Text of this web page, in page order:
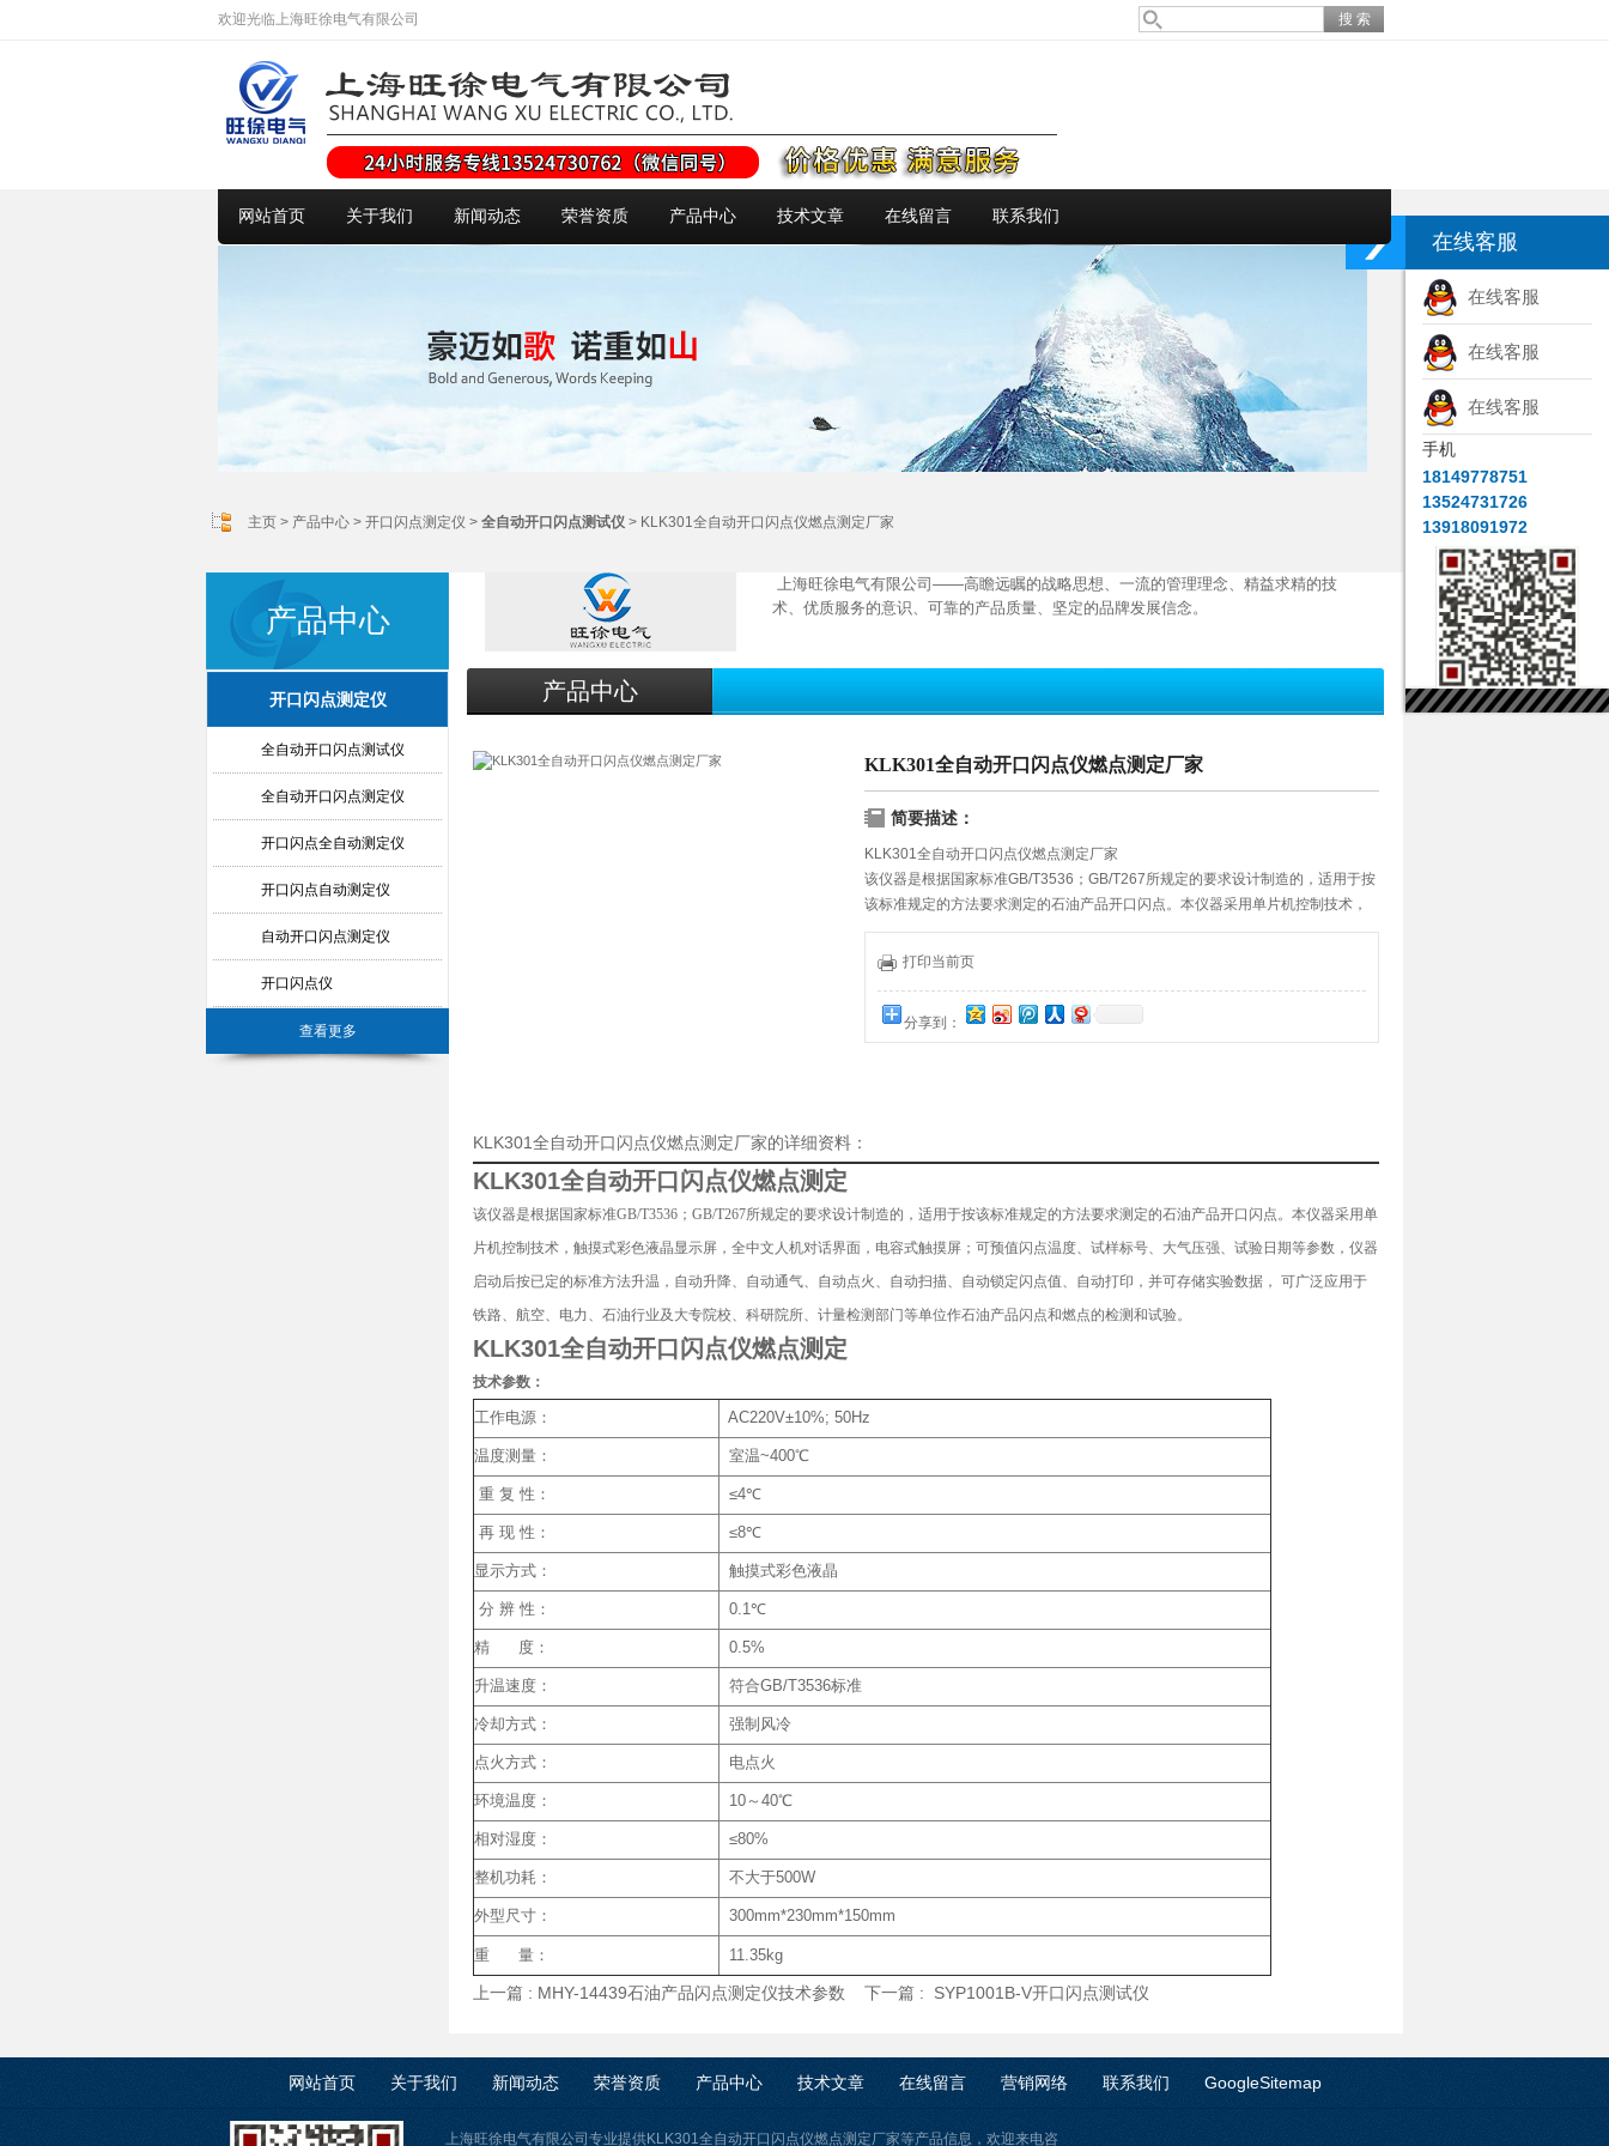
欢迎光临上海旺徐电气有限公司
网站首页 关于我们 新闻动态 荣誉资质 产品中心 技术文章 在线留言 联系我们
主页 > 产品中心 > 开口闪点测定仪 > 全自动开口闪点测试仪 > KLK301全自动开口闪点仪燃点测定厂家
产品中心
开口闪点测定仪
全自动开口闪点测试仪
全自动开口闪点测定仪
开口闪点全自动测定仪
开口闪点自动测定仪
自动开口闪点测定仪
开口闪点仪
查看更多
上海旺徐电气有限公司——高瞻远瞩的战略思想、一流的管理理念、精益求精的技
术、优质服务的意识、可靠的产品质量、坚定的品牌发展信念。
产品中心
KLK301全自动开口闪点仪燃点测定厂家
简要描述：
KLK301全自动开口闪点仪燃点测定厂家
该仪器是根据国家标准GB/T3536；GB/T267所规定的要求设计制造的，适用于按
该标准规定的方法要求测定的石油产品开口闪点。本仪器采用单片机控制技术，
触摸式彩色液晶显示屏，全中文人机对话界面，电容式触摸屏；可预值闪点温
度、试样标号、大气压强、试验日期等参数，仪器启动后按已定的标准方法升
打印当前页
分享到：
KLK301全自动开口闪点仪燃点测定厂家的详细资料：
KLK301全自动开口闪点仪燃点测定
该仪器是根据国家标准GB/T3536；GB/T267所规定的要求设计制造的，适用于按该标准规定的方法要求测定的石油产品开口闪点。本仪器采用单
片机控制技术，触摸式彩色液晶显示屏，全中文人机对话界面，电容式触摸屏；可预值闪点温度、试样标号、大气压强、试验日期等参数，仪器
启动后按已定的标准方法升温，自动升降、自动通气、自动点火、自动扫描、自动锁定闪点值、自动打印，并可存储实验数据， 可广泛应用于
铁路、航空、电力、石油行业及大专院校、科研院所、计量检测部门等单位作石油产品闪点和燃点的检测和试验。
KLK301全自动开口闪点仪燃点测定
技术参数：
工作电源： AC220V±10%; 50Hz
温度测量： 室温~400℃
重 复 性： ≤4℃
再 现 性： ≤8℃
显示方式： 触摸式彩色液晶
分 辨 性： 0.1℃
精 度： 0.5%
升温速度： 符合GB/T3536标准
冷却方式： 强制风冷
点火方式： 电点火
环境温度： 10～40℃
相对湿度： ≤80%
整机功耗： 不大于500W
外型尺寸： 300mm*230mm*150mm
重 量： 11.35kg
上一篇 : MHY-14439石油产品闪点测定仪技术参数 下一篇 : SYP1001B-V开口闪点测试仪
网站首页 关于我们 新闻动态 荣誉资质 产品中心 技术文章 在线留言 营销网络 联系我们 GoogleSitemap
上海旺徐电气有限公司专业提供KLK301全自动开口闪点仪燃点测定厂家等产品信息，欢迎来电咨
在线客服
在线客服
在线客服
在线客服
手机
18149778751
13524731726
13918091972